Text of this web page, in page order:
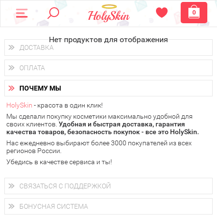
0
Нет продуктов для отображения
ДОСТАВКА
Доставка осуществляетсяпо всем городам России.
Вы можете выбрать доставку курьером, Почтой России или
получить заказ в пунктах выдачи PickPoint или пункте
самовывоза.
В 20 городах России доставка осуществляется ужена
следующий день.
у Вас всегда есть возможность получитьбесплатную
доставку от HolySkin.
подробнее об условиях доставки и оплаты в Вашем городе
ОПЛАТА
Вы можете оплатить свой заказ любым удобным способом:
наличными деньгами (
через интернет-банк (Альфа-банк, Сбербанк) и другими
электронными способами.
ПОЧЕМУ МЫ
HolySkin - красота в один клик!
Мы сделали покупку косметики максимально удобной для
своих клиентов. Удобная и быстрая доставка, гарантия
качества товаров, безопасность покупок - все это HolySkin.
Нас ежедневно выбирают более 3000 покупателей из всех
регионов России.
Убедись в качестве сервиса и ты!
СВЯЗАТЬСЯ С ПОДДЕРЖКОЙ
+7 (800) 707-24-55
Мы будем рады ответить на все Ваши вопросы по работе
магазина, проконсультировать по товарам, рассказать о
БОНУСНАЯ СИСТЕМА